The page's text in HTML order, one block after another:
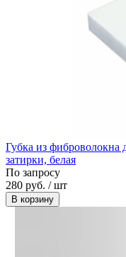
Губка из фиброволокна
затирки, белая
По запросу
280 руб. / шт
В корзину